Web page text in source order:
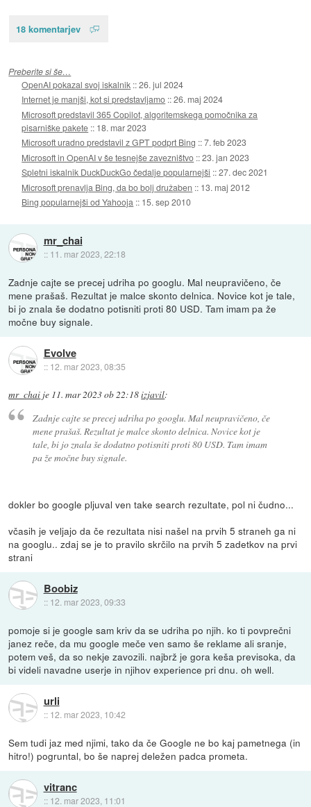
18 komentarjev
Preberite si še…
OpenAI pokazal svoj iskalnik ::26. jul 2024
Internet je manjši, kot si predstavljamo ::26. maj 2024
Microsoft predstavil 365 Copilot, algoritemskega pomočnika za
pisarniške pakete :: 18. mar 2023
Microsoft uradno predstavil z GPT podprt Bing ::7. feb 2023
Microsoft in OpenAI v še tesnejše zavezništvo ::23. jan 2023
Spletni iskalnik DuckDuckGo čedalje popularnejši ::27. dec 2021
Microsoft prenavlja Bing, da bo bolj družaben :: 13. maj 2012
Bing popularnejši od Yahooja :: 15. sep 2010
mr_chai
:: 11. mar 2023, 22:18
Zadnje cajte se precej udriha po googlu. Mal neupravičeno, če
mene prašaš. Rezultat je malce skonto delnica. Novice kot je tale,
bi jo znala še dodatno potisniti proti 80 USD. Tam imam pa že
močne buy signale.
Evolve
:: 12. mar 2023, 08:35
mr_chai je 11. mar 2023 ob 22:18izjavil:
Zadnje cajte se precej udriha po googlu. Mal neupravičeno, če
mene prašaš. Rezultat je malce skonto delnica. Novice kot je
tale, bi jo znala še dodatno potisniti proti 80 USD. Tam imam
pa že močne buy signale.
dokler bo google pljuval ven take search rezultate, pol ni čudno...
včasih je veljajo da če rezultata nisi našel na prvih 5 straneh ga ni
na googlu.. zdaj se je to pravilo skrčilo na prvih 5 zadetkov na prvi
strani
Boobiz
:: 12. mar 2023, 09:33
pomoje si je google sam kriv da se udriha po njih. ko ti povprečni
janez reče, da mu google meče ven samo še reklame ali sranje,
potem veš, da so nekje zavozili. najbrž je gora keša previsoka, da
bi videli navadne userje in njihov experience pri dnu. oh well.
urli
:: 12. mar 2023, 10:42
Sem tudi jaz med njimi, tako da če Google ne bo kaj pametnega (in
hitro!) pogruntal, bo še naprej deležen padca prometa.
vitranc
:: 12. mar 2023, 11:01